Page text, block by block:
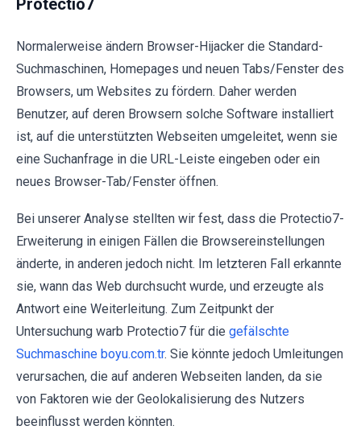
Protectio7
Normalerweise ändern Browser-Hijacker die Standard-
Suchmaschinen, Homepages und neuen Tabs/Fenster des
Browsers, um Websites zu fördern. Daher werden
Benutzer, auf deren Browsern solche Software installiert
ist, auf die unterstützten Webseiten umgeleitet, wenn sie
eine Suchanfrage in die URL-Leiste eingeben oder ein
neues Browser-Tab/Fenster öffnen.
Bei unserer Analyse stellten wir fest, dass die Protectio7-
Erweiterung in einigen Fällen die Browsereinstellungen
änderte, in anderen jedoch nicht. Im letzteren Fall erkannte
sie, wann das Web durchsucht wurde, und erzeugte als
Antwort eine Weiterleitung. Zum Zeitpunkt der
Untersuchung warb Protectio7 für die gefälschte
Suchmaschine boyu.com.tr. Sie könnte jedoch Umleitungen
verursachen, die auf anderen Webseiten landen, da sie
von Faktoren wie der Geolokalisierung des Nutzers
beeinflusst werden könnten.